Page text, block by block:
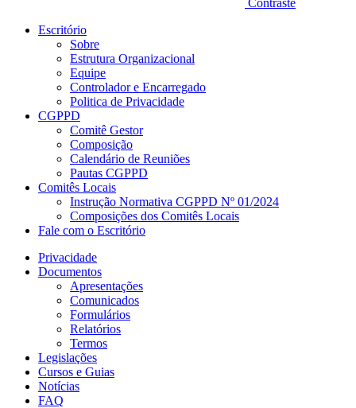
Escritório
Sobre
Estrutura Organizacional
Equipe
Controlador e Encarregado
Politica de Privacidade
CGPPD
Comitê Gestor
Composição
Calendário de Reuniões
Pautas CGPPD
Comitês Locais
Instrução Normativa CGPPD Nº 01/2024
Composições dos Comitês Locais
Fale com o Escritório
Privacidade
Documentos
Apresentações
Comunicados
Formulários
Relatórios
Termos
Legislações
Cursos e Guias
Notícias
FAQ